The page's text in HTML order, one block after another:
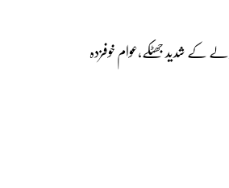
کے شدید جھٹکے،عوام خوفزدہ